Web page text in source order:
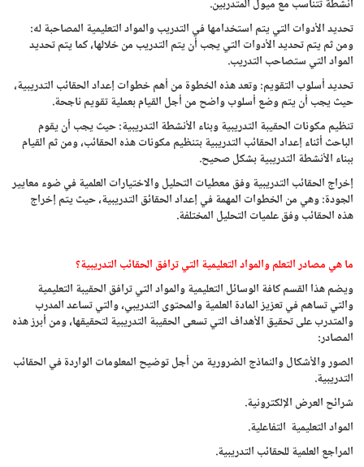
أنشطة تتناسب مع ميول المتدربين.
تحديد الأدوات التي يتم استخدامها في التدريب والمواد التعليمية المصاحبة له:
ومن ثم يتم تحديد الأدوات التي يجب أن يتم التدريب من خلالها، كما يتم تحديد
المواد التي ستصاحب التدريب.
تحديد أسلوب التقويم: وتعد هذه الخطوة من أهم خطوات إعداد الحقائب التدريبية،
حيث يجب أن يتم وضع أسلوب واضح من أجل القيام بعملية تقويم ناجحة.
تنظيم مكونات الحقيبة التدريبية وبناء الأنشطة التدريبية: حيث يجب أن يقوم
الباحث أثناء إعداد الحقائب التدريبية بتنظيم مكونات هذه الحقائب، ومن ثم القيام
ببناء الأنشطة التدريبية بشكل صحيح.
إخراج الحقائب التدريبية وفق معطيات التحليل والاختيارات العلمية في ضوء معايير
الجودة: وهي من الخطوات المهمة في إعداد الحقائق التدريبية، حيث يتم إخراج
هذه الحقائب وفق علميات التحليل المختلفة.
ما هي مصادر التعلم والمواد التعليمية التي ترافق الحقائب التدريبية؟
ويضم هذا القسم كافة الوسائل التعليمية والمواد التي ترافق الحقيبة التعليمية
والتي تساهم في تعزيز المادة العلمية والمحتوى التدريبي، والتي تساعد المدرب
والمتدرب على تحقيق الأهداف التي تسعى الحقيبة التدريبية لتحقيقها، ومن أبرز هذه
المصادر:
الصور والأشكال والنماذج الضرورية من أجل توضيح المعلومات الواردة في الحقائب
التدريبية.
شرائح العرض الإلكترونية.
المواد التعليمية التفاعلية.
المراجع العلمية للحقائب التدريبية.